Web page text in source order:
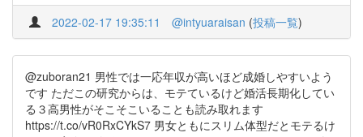
2022-02-17 19:35:11 @intyuaraisan (投稿一覧)
@zuboran21 男性では一応年収が高いほど成婚しやすいよう
です ただこの研究からは、モテているけど婚活長期化してい
る３高男性がそこそこいることも読み取れます
https://t.co/vR0RxCYkS7 男女ともにスリム体型だとモテるけ